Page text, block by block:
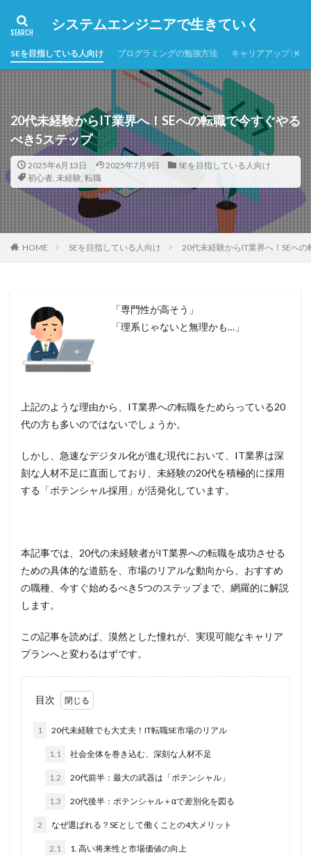
システムエンジニアで生きていく
SEを目指している人向け プログラミングの勉強方法 キャリアアップした
20代未経験からIT業界へ！SEへの転職で今すぐやる
べき5ステップ
2025年6月13日 2025年7月9日
SEを目指している人向け
初心者, 未経験, 転職
HOME SEを目指している人向け 20代未経験からIT業界へ！SEへ
「専門性が高そう」
「理系じゃないと無理かも…」
上記のような理由から、IT業界への転職をためらっている20
代の方も多いのではないでしょうか。
しかし、急速なデジタル化が進む現代において、IT業界は深
刻な人材不足に直面しており、未経験の20代を積極的に採用
する「ポテンシャル採用」が活発化しています。
本記事では、20代の未経験者がIT業界への転職を成功させる
ための具体的な道筋を、市場のリアルな動向から、おすすめ
の職種、今すぐ始めるべき5つのステップまで、網羅的に解説
します。
この記事を読めば、漠然とした憧れが、実現可能なキャリア
プランへと変わるはずです。
目次
1 20代未経験でも大丈夫！IT転職SE市場のリアル
1.1 社会全体を巻き込む、深刻な人材不足
1.2 20代前半：最大の武器は「ポテンシャル」
1.3 20代後半：ポテンシャル＋αで差別化を図る
2 なぜ選ばれる？SEとして働くことの4大メリット
2.1 1. 高い将来性と市場価値の向上